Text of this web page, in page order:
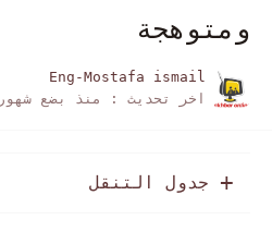
ومتوهجة
Eng-Mostafa ismail
اخر تحديث :
منذ بضع شهور
جدول التنقل